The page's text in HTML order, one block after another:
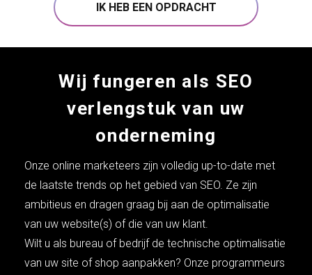
IK HEB EEN OPDRACHT
Wij fungeren als SEO
verlengstuk van uw
onderneming
Onze online marketeers zijn volledig up-to-date met
de laatste trends op het gebied van SEO. Ze zijn
ambitieus en dragen graag bij aan de optimalisatie
van uw website(s) of die van uw klant.
Wilt u als bureau of bedrijf de technische optimalisatie
van uw site of shop aanpakken? Onze programmeurs